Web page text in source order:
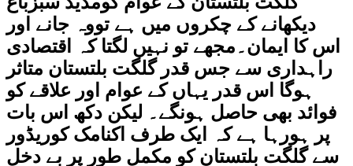
دیکھانے کے چکروں میں ہے تووہ جانے اور
اس کا ایمان۔مجھے تو نہیں لگتا کہ اقتصادی
راہداری سے جس قدر گلگت بلتستان متاثر
ہوگا اس قدر یہاں کے عوام اور علاقے کو
فوائد بھی حاصل ہونگے۔ لیکن دکھ اس بات
پر ہورہا ہے کہ ایک طرف اکنامک کوریڈور
سے گلگت بلتستان کو مکمل طور پر بے دخل